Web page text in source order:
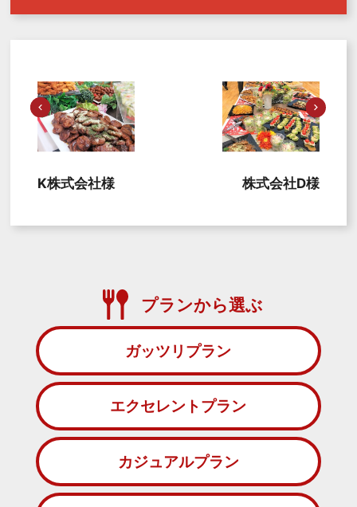
K株式会社様 株式会社D様
プランから選ぶ
ガッツリプラン
エクセレントプラン
カジュアルプラン